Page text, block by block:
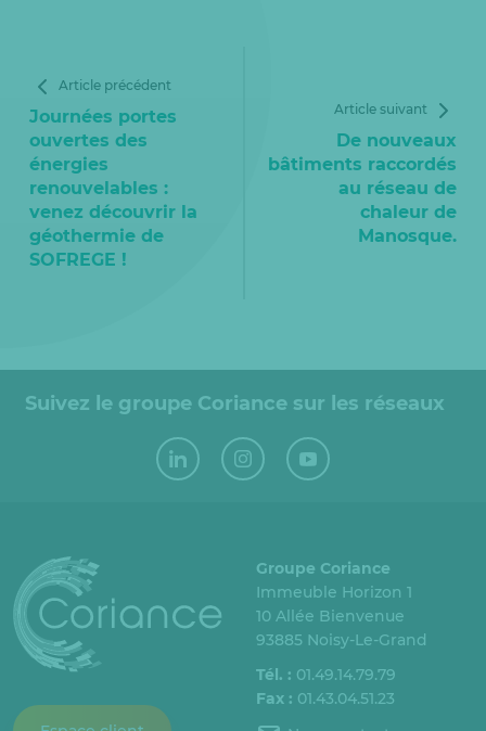
Article précédent
Journées portes
ouvertes des
énergies
renouvelables :
venez découvrir la
géothermie de
SOFREGE !
Article suivant
De nouveaux
bâtiments raccordés
au réseau de
chaleur de
Manosque.
Suivez le groupe Coriance sur les réseaux
Groupe Coriance
Immeuble Horizon 1
10 Allée Bienvenue
93885 Noisy-Le-Grand
Tél. : 01.49.14.79.79
Fax : 01.43.04.51.23